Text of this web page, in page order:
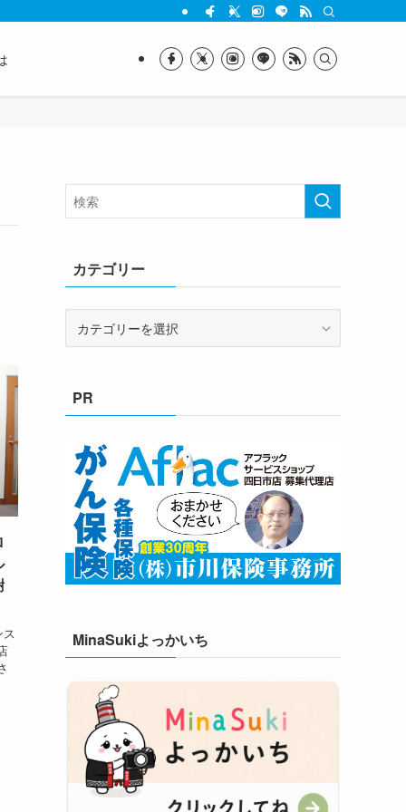
カテゴリー
ーPR
MinaSukiよっかいち